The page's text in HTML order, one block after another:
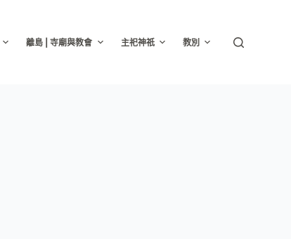
離島 | 寺廟與教會 主祀神祇 教別